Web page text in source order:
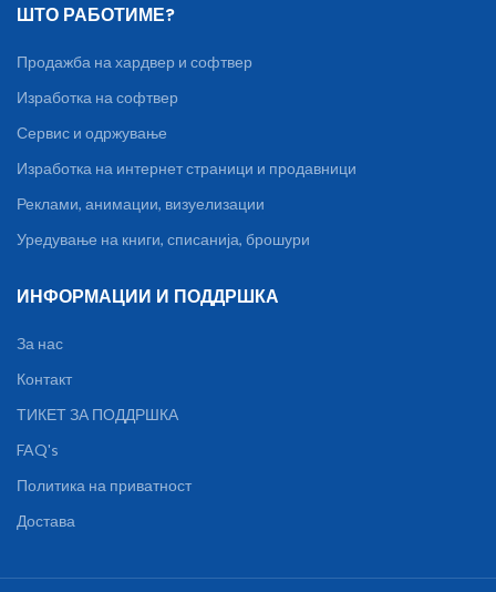
ШТО РАБОТИМЕ?
Продажба на хардвер и софтвер
Изработка на софтвер
Сервис и одржување
Изработка на интернет страници и продавници
Реклами, анимации, визуелизации
Уредување на книги, списанија, брошури
ИНФОРМАЦИИ И ПОДДРШКА
За нас
Контакт
ТИКЕТ ЗА ПОДДРШКА
FAQ's
Политика на приватност
Достава